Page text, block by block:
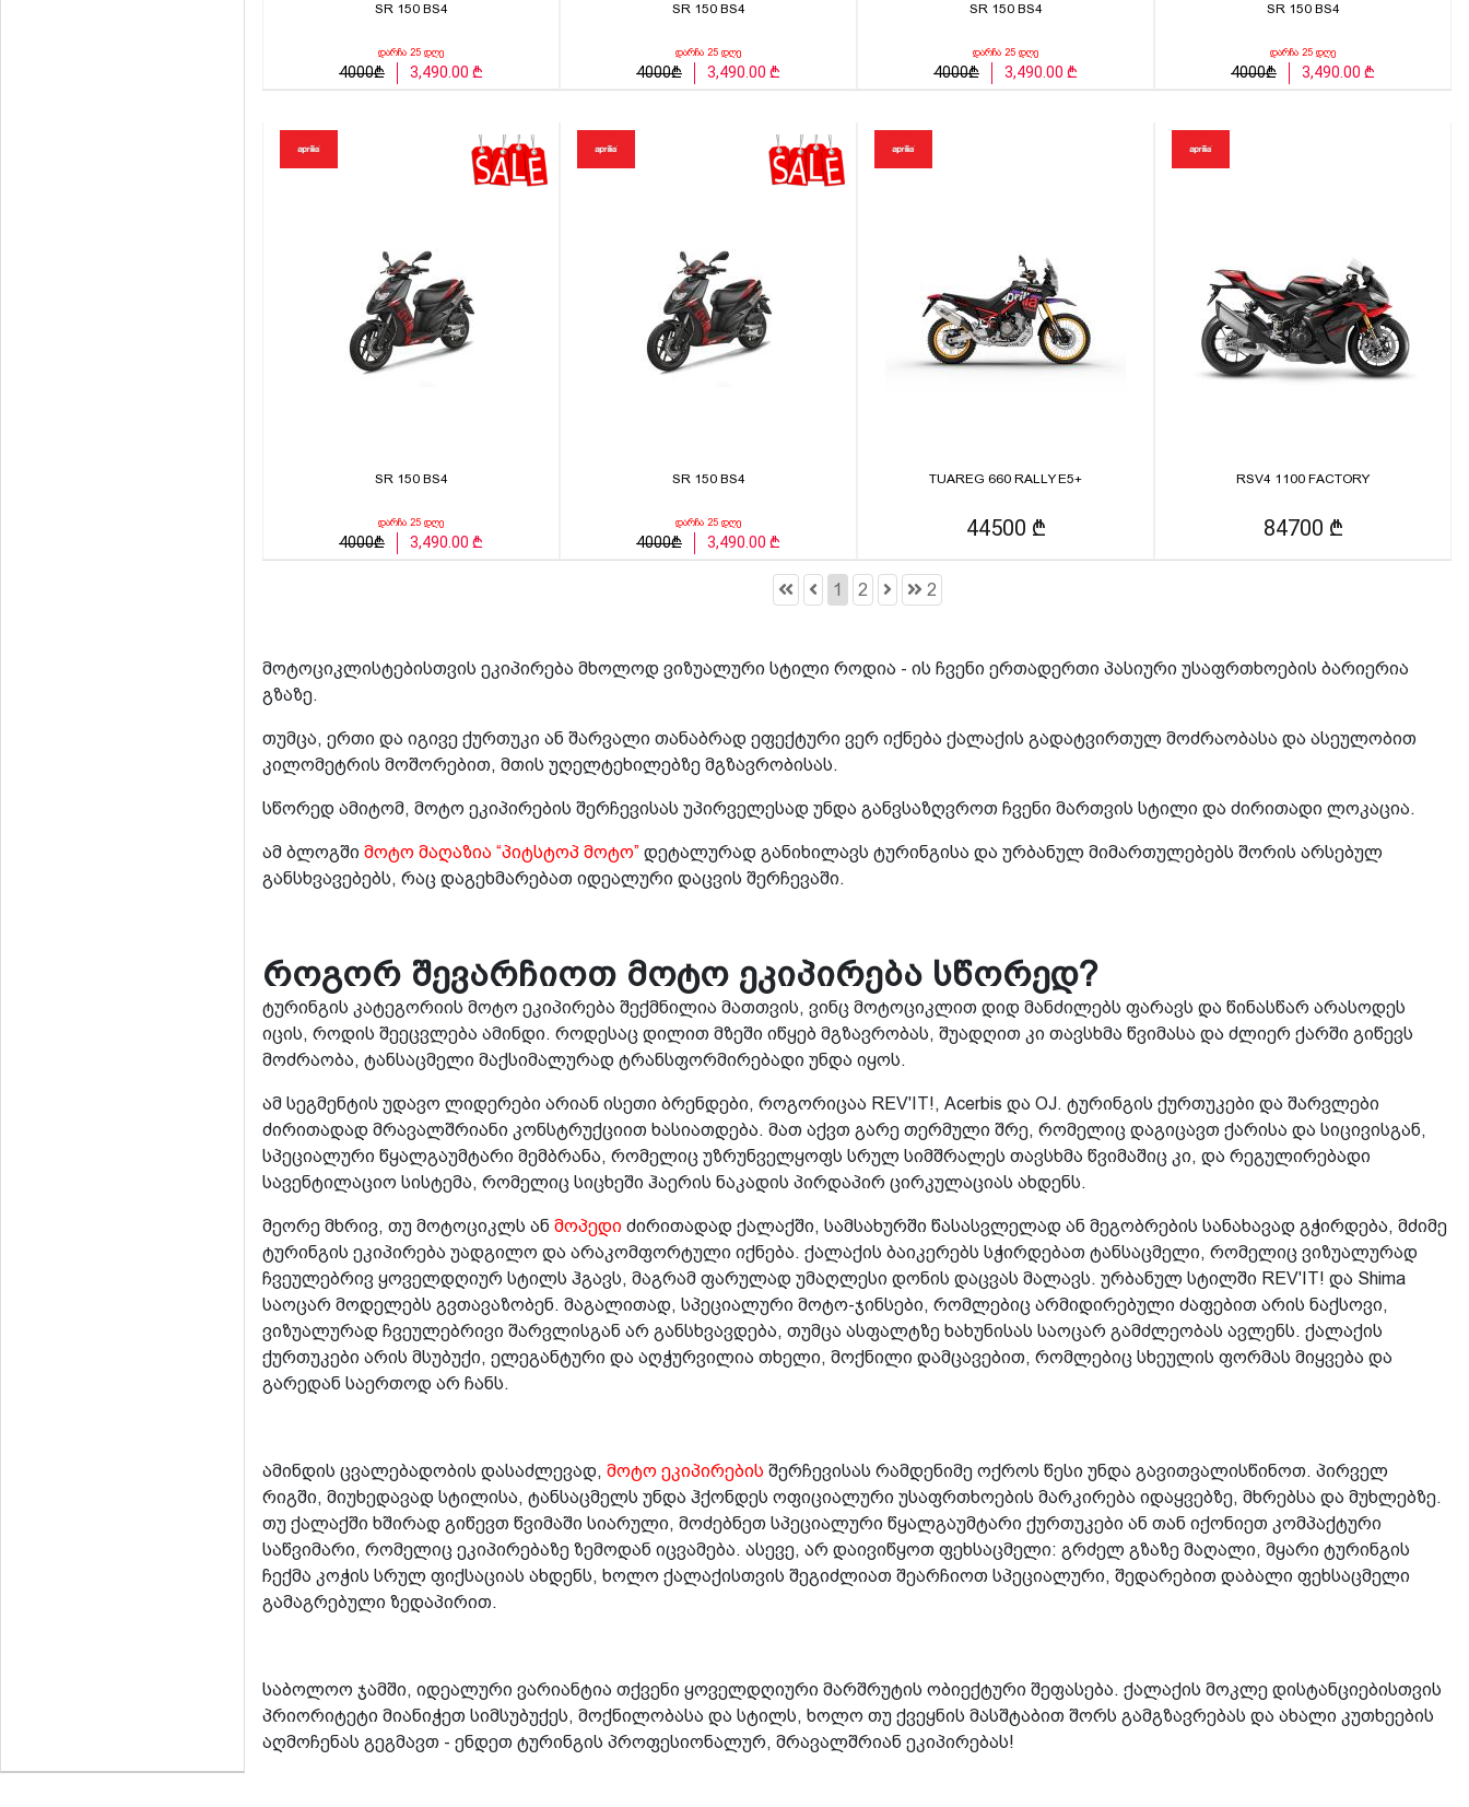
SR 150 BS4
დარჩა 25 დღე
4000₾ 3,490.00 ₾
SR 150 BS4
დარჩა 25 დღე
4000₾ 3,490.00 ₾
SR 150 BS4
დარჩა 25 დღე
4000₾ 3,490.00 ₾
SR 150 BS4
დარჩა 25 დღე
4000₾ 3,490.00 ₾
SR 150 BS4
დარჩა 25 დღე
4000₾ 3,490.00 ₾
SR 150 BS4
დარჩა 25 დღე
4000₾ 3,490.00 ₾
TUAREG 660 RALLY E5+
44500 ₾
RSV4 1100 FACTORY
84700 ₾
1 2 2
მოტოციკლისტებისთვის ეკიპირება მხოლოდ ვიზუალური სტილი როდია - ის ჩვენი ერთადერთი პასიური უსაფრთხოების ბარიერია
გზაზე.
თუმცა, ერთი და იგივე ქურთუკი ან შარვალი თანაბრად ეფექტური ვერ იქნება ქალაქის გადატვირთულ მოძრაობასა და ასეულობით
კილომეტრის მოშორებით, მთის უღელტეხილებზე მგზავრობისას.
სწორედ ამიტომ, მოტო ეკიპირების შერჩევისას უპირველესად უნდა განვსაზღვროთ ჩვენი მართვის სტილი და ძირითადი ლოკაცია.
ამ ბლოგში მოტო მაღაზია “პიტსტოპ მოტო” დეტალურად განიხილავს ტურინგისა და ურბანულ მიმართულებებს შორის არსებულ
განსხვავებებს, რაც დაგეხმარებათ იდეალური დაცვის შერჩევაში.
როგორ შევარჩიოთ მოტო ეკიპირება სწორედ?
ტურინგის კატეგორიის მოტო ეკიპირება შექმნილია მათთვის, ვინც მოტოციკლით დიდ მანძილებს ფარავს და წინასწარ არასოდეს
იცის, როდის შეეცვლება ამინდი. როდესაც დილით მზეში იწყებ მგზავრობას, შუადღით კი თავსხმა წვიმასა და ძლიერ ქარში გიწევს
მოძრაობა, ტანსაცმელი მაქსიმალურად ტრანსფორმირებადი უნდა იყოს.
ამ სეგმენტის უდავო ლიდერები არიან ისეთი ბრენდები, როგორიცაა REV'IT!, Acerbis და OJ. ტურინგის ქურთუკები და შარვლები
ძირითადად მრავალშრიანი კონსტრუქციით ხასიათდება. მათ აქვთ გარე თერმული შრე, რომელიც დაგიცავთ ქარისა და სიცივისგან,
სპეციალური წყალგაუმტარი მემბრანა, რომელიც უზრუნველყოფს სრულ სიმშრალეს თავსხმა წვიმაშიც კი, და რეგულირებადი
სავენტილაციო სისტემა, რომელიც სიცხეში ჰაერის ნაკადის პირდაპირ ცირკულაციას ახდენს.
მეორე მხრივ, თუ მოტოციკლს ან მოპედი ძირითადად ქალაქში, სამსახურში წასასვლელად ან მეგობრების სანახავად გჭირდება, მძიმე
ტურინგის ეკიპირება უადგილო და არაკომფორტული იქნება. ქალაქის ბაიკერებს სჭირდებათ ტანსაცმელი, რომელიც ვიზუალურად
ჩვეულებრივ ყოველდღიურ სტილს ჰგავს, მაგრამ ფარულად უმაღლესი დონის დაცვას მალავს. ურბანულ სტილში REV'IT! და Shima
საოცარ მოდელებს გვთავაზობენ. მაგალითად, სპეციალური მოტო-ჯინსები, რომლებიც არმიდირებული ძაფებით არის ნაქსოვი,
ვიზუალურად ჩვეულებრივი შარვლისგან არ განსხვავდება, თუმცა ასფალტზე ხახუნისას საოცარ გამძლეობას ავლენს. ქალაქის
ქურთუკები არის მსუბუქი, ელეგანტური და აღჭურვილია თხელი, მოქნილი დამცავებით, რომლებიც სხეულის ფორმას მიყვება და
გარედან საერთოდ არ ჩანს.
ამინდის ცვალებადობის დასაძლევად, მოტო ეკიპირების შერჩევისას რამდენიმე ოქროს წესი უნდა გავითვალისწინოთ. პირველ
რიგში, მიუხედავად სტილისა, ტანსაცმელს უნდა ჰქონდეს ოფიციალური უსაფრთხოების მარკირება იდაყვებზე, მხრებსა და მუხლებზე.
თუ ქალაქში ხშირად გიწევთ წვიმაში სიარული, მოძებნეთ სპეციალური წყალგაუმტარი ქურთუკები ან თან იქონიეთ კომპაქტური
საწვიმარი, რომელიც ეკიპირებაზე ზემოდან იცვამება. ასევე, არ დაივიწყოთ ფეხსაცმელი: გრძელ გზაზე მაღალი, მყარი ტურინგის
ჩექმა კოჭის სრულ ფიქსაციას ახდენს, ხოლო ქალაქისთვის შეგიძლიათ შეარჩიოთ სპეციალური, შედარებით დაბალი ფეხსაცმელი
გამაგრებული ზედაპირით.
საბოლოო ჯამში, იდეალური ვარიანტია თქვენი ყოველდღიური მარშრუტის ობიექტური შეფასება. ქალაქის მოკლე დისტანციებისთვის
პრიორიტეტი მიანიჭეთ სიმსუბუქეს, მოქნილობასა და სტილს, ხოლო თუ ქვეყნის მასშტაბით შორს გამგზავრებას და ახალი კუთხეების
აღმოჩენას გეგმავთ - ენდეთ ტურინგის პროფესიონალურ, მრავალშრიან ეკიპირებას!